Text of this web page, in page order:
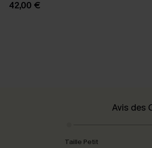
42,00 €
Avis des
Taille Petit